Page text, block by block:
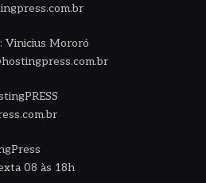
Vinicius Mororó
08 às 18h